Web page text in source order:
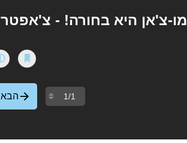
צ'אן היא בחורה! - צ'אפטר 1
הבא